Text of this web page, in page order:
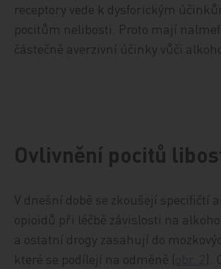
receptory vede k dysforickým
pocitům nelibosti. Proto mají
částečně averzivní účinky vůči
Ovlivnění pocitů
V dnešní době se zkoušejí specifičtí
opioidů při léčbě závislosti na
a ostatní drogy zasahují do
které se podílejí na odměně (
).